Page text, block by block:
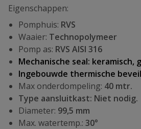
Eigenschappen:
Pomphuis: RVS
Waaier: Technopolymeer
Pomp as: RVS AISI 316
Mechanische seal: keramisch,
Ingebouwde thermische
Max onderdompeling: 40 mtr.
Type aansluitkast: Niet nodig.
Diameter: 99,5 mm
Max. watertemp.: 30°